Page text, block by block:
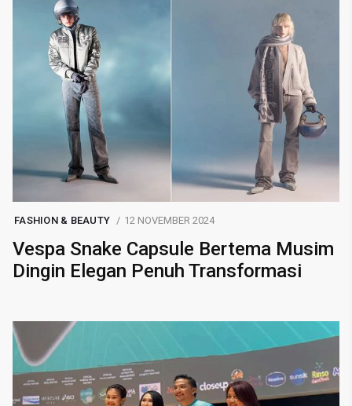
FASHION & BEAUTY 12 NOVEMBER 2024
Vespa Snake Capsule Bertema Musim
Dingin Elegan Penuh Transformasi